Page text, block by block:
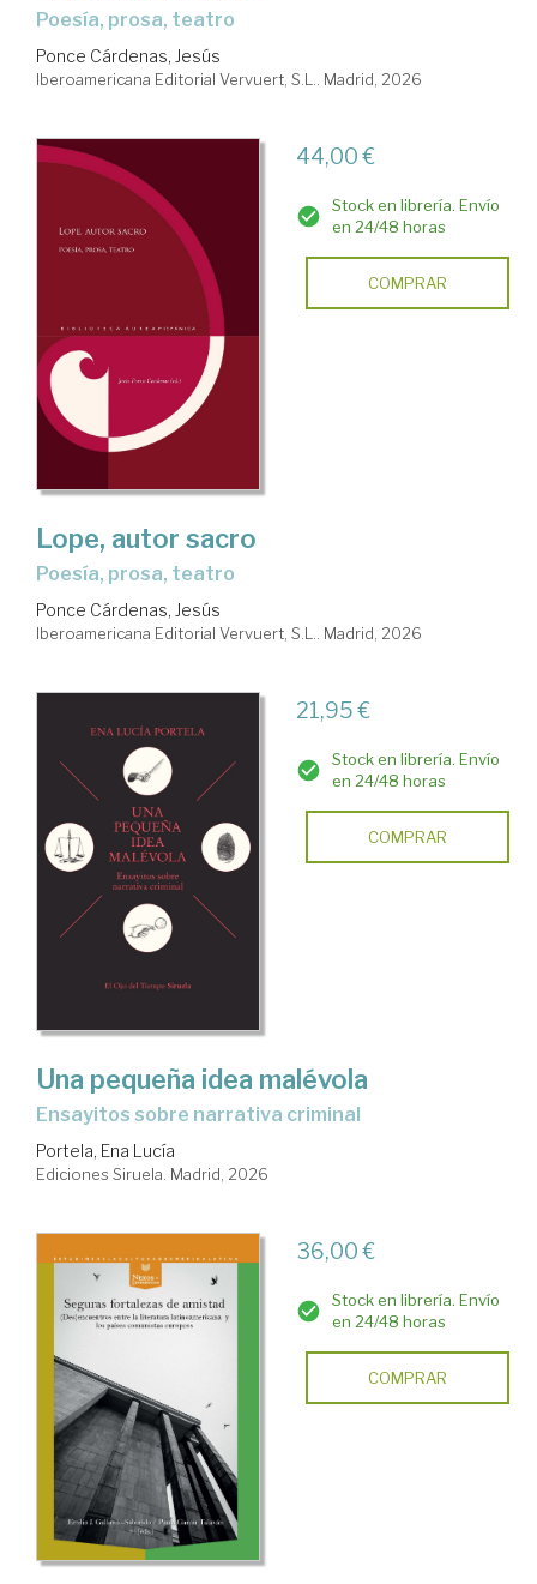
poesía, prosa, teatro
Ponce Cárdenas, Jesús
Iberoamericana Editorial Vervuert, S.L.. Madrid, 2026
44,00 €
Stock en librería. Envío
en 24/48 horas
COMPRAR
Lope, autor sacro
poesía, prosa, teatro
Ponce Cárdenas, Jesús
Iberoamericana Editorial Vervuert, S.L.. Madrid, 2026
21,95 €
Stock en librería. Envío
en 24/48 horas
COMPRAR
Una pequeña idea malévola
Ensayitos sobre narrativa criminal
Portela, Ena Lucía
Ediciones Siruela. Madrid, 2026
36,00 €
Stock en librería. Envío
en 24/48 horas
COMPRAR